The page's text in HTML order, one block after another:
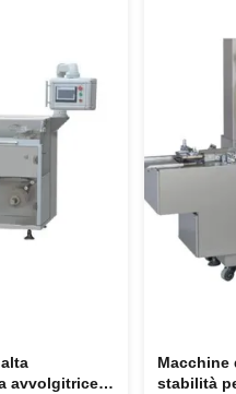
avvolgitrice
Macchine
stabilità